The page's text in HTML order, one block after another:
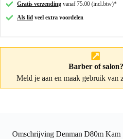
Gratis verzending vanaf 75.00 (incl.btw)*
Als lid veel extra voordelen
Barber of salon?
Meld je aan en maak gebruik van
Omschrijving Denman D80m Kam